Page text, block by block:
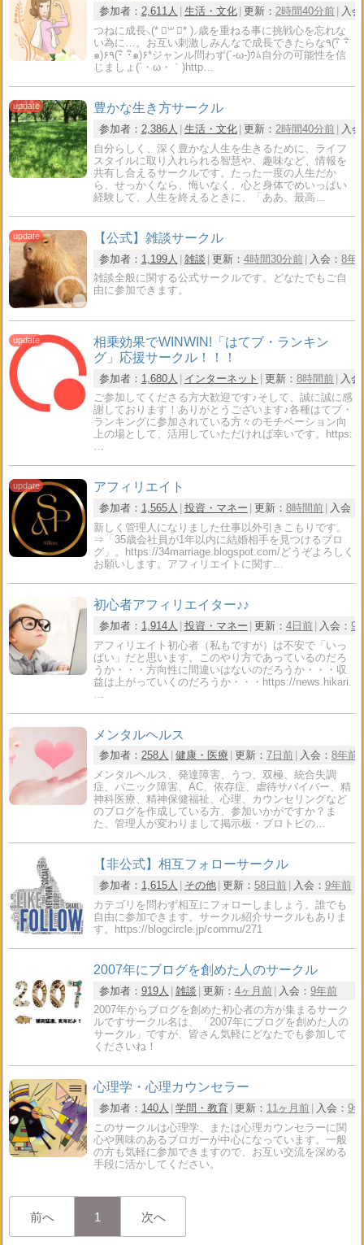
参加者： 2,611人 生活・文化 更新： 2時間40分前
入
つねに成長⸜(* ॑꒳ ॑* )⸝歳を重ねる事に挑戦心を忘れな
い為に…。お互い刺激しみんなで成長できたらな٩(･ิ ･ิ
๑)۶٩(･ิ ･ิ๑)۶*ジャンル問わず(´-ω-)ｳﾑ自分の可能性を信
じましょ(´・ω・｀)http…
豊かな生き方サークル
参加者： 2,386人 生活・文化 更新： 2時間40分前
入
自分らしく、深く豊かな人生を生きるために、ライフ
スタイルに取り入れられる智慧や、趣味など、情報を
共有し合えるサークルです。たった一度の人生だか
ら、せっかくなら、悔いなく、心と身体でめいっぱい
経験して、人生を終えるときに、「ああ、最高…
【公式】雑談サークル
参加者： 1,199人 雑談 更新： 4時間30分前 入会： 8年
雑談全般に関する公式サークルです。どなたでもご自
由に参加できます。
相乗効果でWINWIN!「はてブ・ランキン
グ」応援サークル！！！
参加者： 1,680人 インターネット 更新： 8時間前
入
ご参加してくださる方大歓迎です♪そして、誠に誠に感
謝しております！ありがとうございます♪各種はてブ・
ランキングに参加されている方々のモチベーション向
上の場として、活用していただければ幸いです。https:
…
アフィリエイト
参加者： 1,565人 投資・マネー 更新： 8時間前 入会：
新しく管理人になりました仕事以外引きこもりです。
⇒「35歳会社員が1年以内に結婚相手を見つけるブロ
グ」。https://34marriage.blogspot.com/どうぞよろしく
お願いします。アフィリエイトに関す…
初心者アフィリエイター♪♪
参加者： 1,914人 投資・マネー 更新： 4日前 入会： 9
アフィリエイト初心者（私もですが）は不安で「いっ
ぱい」だと思います。このやり方であっているのだろ
うか・・・方向性に間違いはないのだろうか・・・収
益は上がっていくのだろうか・・・https://news.hikari.
メンタルヘルス
参加者： 258人 健康・医療 更新： 7日前 入会： 8年前
メンタルヘルス、発達障害、うつ、双極、統合失調
症、パニック障害、AC、依存症、虐待サバイバー、精
神科医療、精神保健福祉、心理、カウンセリングなど
のブログを作成している方、参加いかがですか？ま
た、管理人が変わりまして掲示板・ブロトピの…
【非公式】相互フォローサークル
参加者： 1,615人 その他 更新： 58日前 入会： 9年前
カテゴリを問わず相互にフォローしましょう。誰でも
自由に参加できます。サークル紹介サークルもありま
す。https://blogcircle.jp/commu/271
2007年にブログを創めた人のサークル
参加者： 919人 雑談 更新： 4ヶ月前 入会： 9年前
2007年からブログを創めた初心者の方が集まるサーク
ルですサークル名は、「2007年にブログを創めた人の
サークル」ですが、皆さん気軽にどなたでも参加して
くださいね！
心理学・心理カウンセラー
参加者： 140人 学問・教育 更新： 11ヶ月前 入会： 9
このサークルは心理学、または心理カウンセラーに関
心や興味のあるブロガーが中心になっています。一般
の方も気軽に参加できますので、お互い交流を深める
手段に活かしてください。
前へ 1 次へ